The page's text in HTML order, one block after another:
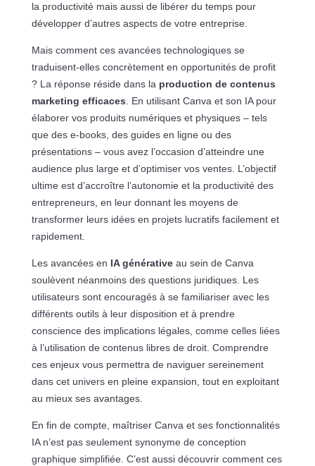
la productivité mais aussi de libérer du temps pour
développer d’autres aspects de votre entreprise.
Mais comment ces avancées technologiques se
traduisent-elles concrètement en opportunités de profit
? La réponse réside dans la production de contenus
marketing efficaces . En utilisant Canva et son IA pour
élaborer vos produits numériques et physiques – tels
que des e-books, des guides en ligne ou des
présentations – vous avez l’occasion d’atteindre une
audience plus large et d’optimiser vos ventes. L’objectif
ultime est d’accroître l’autonomie et la productivité des
entrepreneurs, en leur donnant les moyens de
transformer leurs idées en projets lucratifs facilement et
rapidement.
Les avancées en IA générativeau sein de Canva
soulèvent néanmoins des questions juridiques. Les
utilisateurs sont encouragés à se familiariser avec les
différents outils à leur disposition et à prendre
conscience des implications légales, comme celles liées
à l’utilisation de contenus libres de droit. Comprendre
ces enjeux vous permettra de naviguer sereinement
dans cet univers en pleine expansion, tout en exploitant
au mieux ses avantages.
En fin de compte, maîtriser Canva et ses fonctionnalités
IA n’est pas seulement synonyme de conception
graphique simplifiée. C’est aussi découvrir comment ces